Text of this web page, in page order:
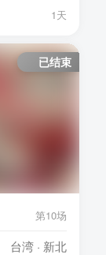
1天
已结束
第10场
台湾 · 新北